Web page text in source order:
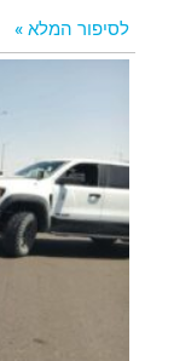
לסיפור המלא »